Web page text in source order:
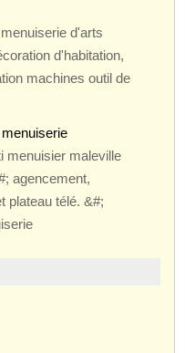
d'arts
d'habitation,
machines outil de
menuisier maleville
agencement,
plateau télé. &#;